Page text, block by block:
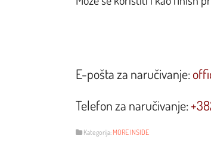
E-pošta za naručivanje:
Telefon za naručivanje:
Kategorija: MORE INSIDE